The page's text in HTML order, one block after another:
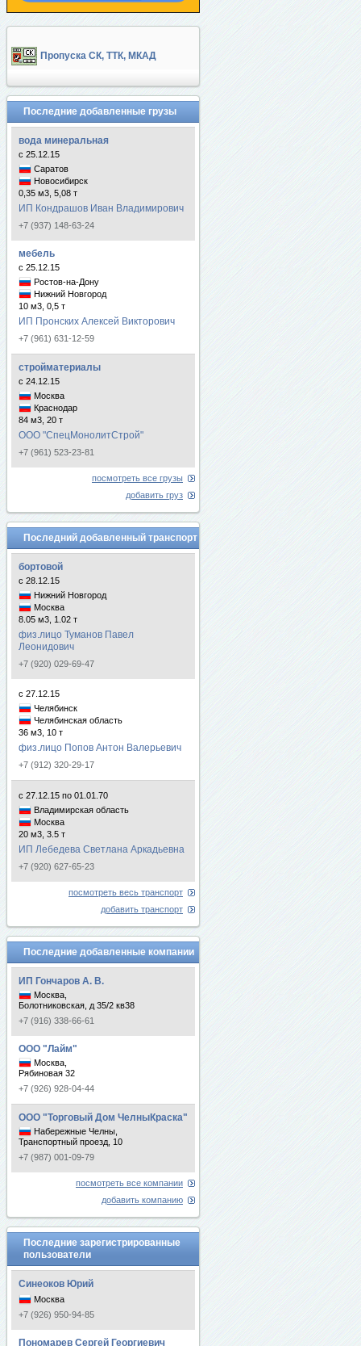
Пропуска СК, ТТК, МКАД
Последние добавленные грузы
вода минеральная
с 25.12.15
Саратов
Новосибирск
0,35 м3, 5,08 т
ИП Кондрашов Иван Владимирович
+7 (937) 148-63-24
мебель
с 25.12.15
Ростов-на-Дону
Нижний Новгород
10 м3, 0,5 т
ИП Пронских Алексей Викторович
+7 (961) 631-12-59
стройматериалы
с 24.12.15
Москва
Краснодар
84 м3, 20 т
ООО "СпецМонолитСтрой"
+7 (961) 523-23-81
посмотреть все грузы
добавить груз
Последний добавленный транспорт
бортовой
с 28.12.15
Нижний Новгород
Москва
8.05 м3, 1.02 т
физ.лицо Туманов Павел
Леонидович
+7 (920) 029-69-47
с 27.12.15
Челябинск
Челябинская область
36 м3, 10 т
физ.лицо Попов Антон Валерьевич
+7 (912) 320-29-17
с 27.12.15 по 01.01.70
Владимирская область
Москва
20 м3, 3.5 т
ИП Лебедева Светлана Аркадьевна
+7 (920) 627-65-23
посмотреть весь транспорт
добавить транспорт
Последние добавленные компании
ИП Гончаров А. В.
Москва,
Болотниковская, д 35/2 кв38
+7 (916) 338-66-61
ООО "Лайм"
Москва,
Рябиновая 32
+7 (926) 928-04-44
ООО "Торговый Дом ЧелныКраска"
Набережные Челны,
Транспортный проезд, 10
+7 (987) 001-09-79
посмотреть все компании
добавить компанию
Последние зарегистрированные
пользователи
Синеоков Юрий
Москва
+7 (926) 950-94-85
Пономарев Сергей Георгиевич